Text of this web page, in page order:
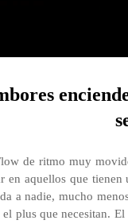
de ritmo muy
en aquellos que
a nadie, mucho
plus que necesitan.